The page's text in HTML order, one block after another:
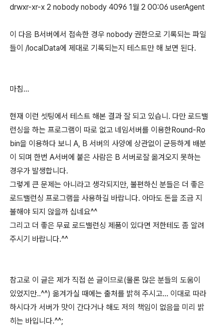
drwxr-xr-x 2 nobody nobody 4096 1월 2 00:06 userAgent
이 다음 B서버에서 접속한 경우 nobody 권한으로 기록되는 파일
들이 /localData에 제대로 기록되는지 테스트만 해 보면 된다.
마침...
현재 이런 셋팅에서 테스트 해본 결과 잘 되고 있습니. 다만 로드밸
런싱을 하는 프로그램이 따로 없고 네임서버를 이용한Round-Ro
bin을 이용하다 보니 A, B 서버의 사양에 상관없이 균등하게 배분
이 되며 한번 A서버에 붙은 사람은 B 서버로잘 옮겨오지 못하는
경우가 발생합니다.
그렇게 큰 문제는 아니라고 생각되지만, 불편하신 분들은 더 좋은
로드밸런싱 프로그램을 사용하길 바랍니다. 아마도 돈을 조금 지
불해야 되지 않을까 십네요^^
그리고 더 좋은 무료 로드밸런싱 제품이 있다면 저한테도 좀 알려
주시기 바랍니다.^^
참고로 이 글은 제가 직접 쓴 글이므로(물론 많은 분들의 도움이
있었지만..^^) 옮겨가실 때에는 출처를 밝혀 주시고... 이대로 따라
하시다가 서버가 맛이 간다거나 해도 저의 책임이 없음을 미리 밝
히는 바입니다.^^;